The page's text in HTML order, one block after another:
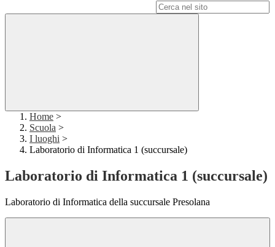
Home >
Scuola >
I luoghi >
Laboratorio di Informatica 1 (succursale)
Laboratorio di Informatica 1 (succursale)
Laboratorio di Informatica della succursale Presolana